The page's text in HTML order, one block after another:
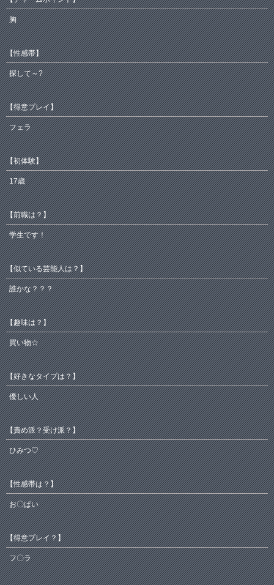
胸
【性感帯】
探して～?
【得意プレイ】
フェラ
【初体験】
17歳
【前職は？】
学生です！
【似ている芸能人は？】
誰かな？？？
【趣味は？】
買い物☆
【好きなタイプは？】
優しい人
【責め派？受け派？】
ひみつ♡
【性感帯は？】
お〇ぱい
【得意プレイ？】
フ〇ラ